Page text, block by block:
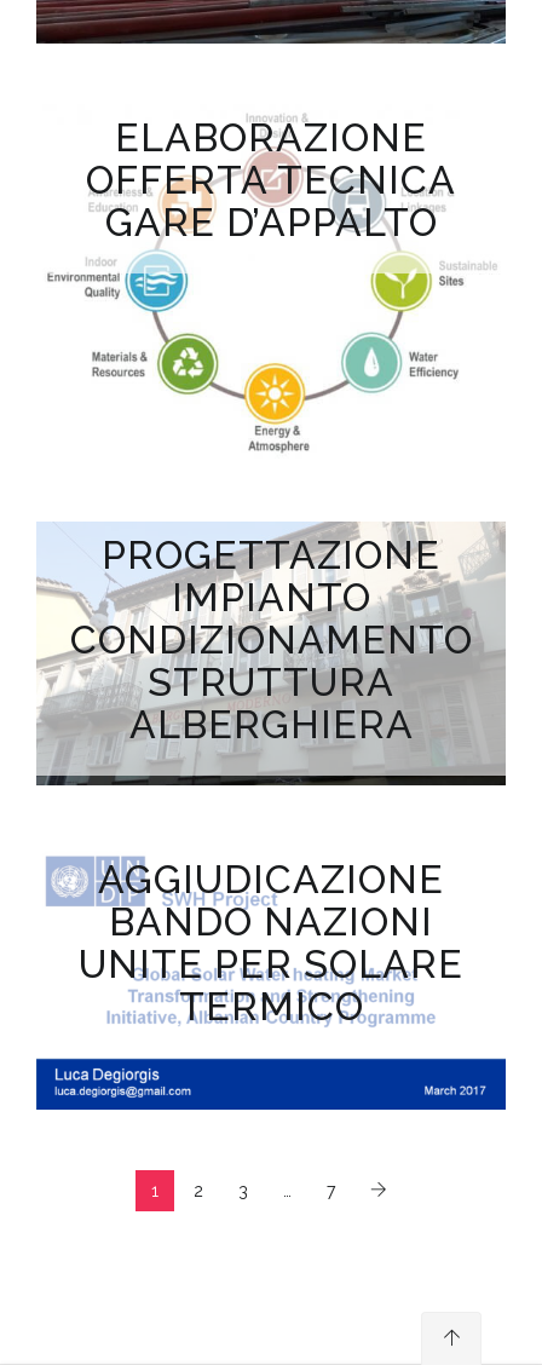
ELABORAZIONE
OFFERTA TECNICA
GARE D’APPALTO
PROGETTAZIONE
IMPIANTO
CONDIZIONAMENTO
STRUTTURA
ALBERGHIERA
AGGIUDICAZIONE
BANDO NAZIONI
UNITE PER SOLARE
TERMICO
1 2 3 … 7